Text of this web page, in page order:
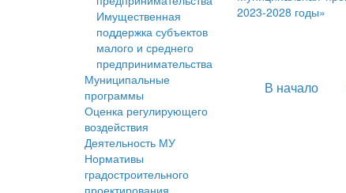
Имущественная
поддержка субъектов
малого и среднего
предпринимательства
Муниципальные
программы
Оценка регулирующего
воздействия
Деятельность МУ
Нормативы
градостроительного
2023-2028 годы»
В начало